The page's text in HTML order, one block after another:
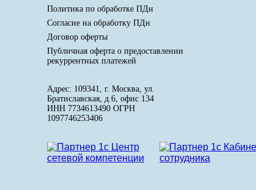
Политика по обработке ПДн
Cогласие на обработку ПДн
Договор оферты
Публичная оферта о предоставлении
рекуррентных платежей
Адрес: 109341, г. Москва, ул.
Братиславская, д.6, офис 134
ИНН 7734613490 ОГРН
1097746253406